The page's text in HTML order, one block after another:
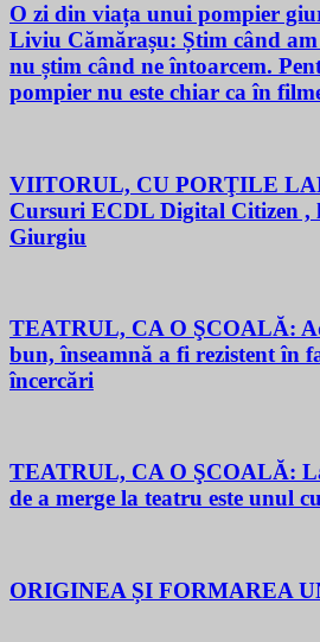
O zi din viața unui pompier
Liviu Cămărașu: Știm când am
nu știm când ne întoarcem.
pompier nu este chiar ca în
VIITORUL, CU PORŢILE
Cursuri ECDL Digital Citizen ,
Giurgiu
TEATRUL, CA O ŞCOALĂ:
bun, înseamnă a fi rezistent în
încercări
TEATRUL, CA O ŞCOALĂ:
de a merge la teatru este unul
ORIGINEA ȘI FORMAREA